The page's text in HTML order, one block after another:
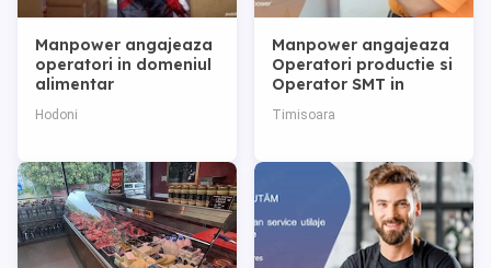
Manpower angajeaza
operatori in domeniul
alimentar
Hodoni
Manpower angajeaza
Operatori productie si
Operator SMT in
Buziasului)
Timisoara